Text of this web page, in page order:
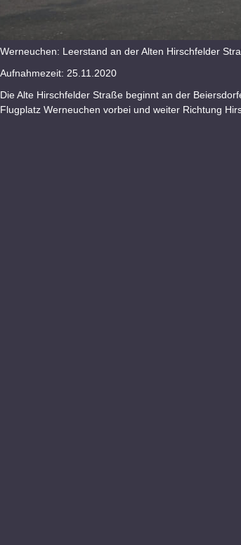
Werneuchen: Leerstand an der Alten Hirschfelder
Aufnahmezeit: 25.11.2020
Die Alte Hirschfelder Straße beginnt an der
Flugplatz Werneuchen vorbei und weiter Richtung